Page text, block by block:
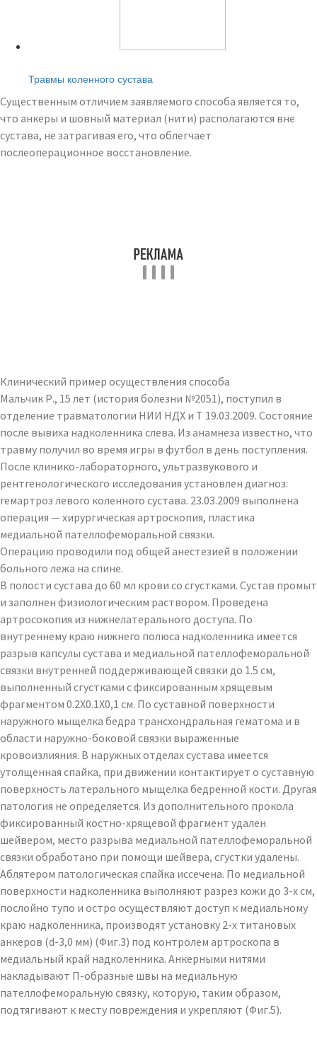
Травмы коленного сустава
Существенным отличием заявляемого способа является то,
что анкеры и шовный материал (нити) располагаются вне
сустава, не затрагивая его, что облегчает
послеоперационное восстановление.
Клинический пример осуществления способа
Мальчик Р., 15 лет (история болезни №2051), поступил в
отделение травматологии НИИ НДХ и Т 19.03.2009. Состояние
после вывиха надколенника слева. Из анамнеза известно, что
травму получил во время игры в футбол в день поступления.
После клинико-лабораторного, ультразвукового и
рентгенологического исследования установлен диагноз:
гемартроз левого коленного сустава. 23.03.2009 выполнена
операция — хирургическая артроскопия, пластика
медиальной пателлофеморальной связки.
Операцию проводили под общей анестезией в положении
больного лежа на спине.
В полости сустава до 60 мл крови со сгустками. Сустав промыт
и заполнен физиологическим раствором. Проведена
артросокопия из нижнелатерального доступа. По
внутреннему краю нижнего полюса надколенника имеется
разрыв капсулы сустава и медиальной пателлофеморальной
связки внутренней поддерживающей связки до 1.5 см,
выполненный сгустками с фиксированным хрящевым
фрагментом 0.2Х0.1Х0,1 см. По суставной поверхности
наружного мыщелка бедра трансхондральная гематома и в
области наружно-боковой связки выраженные
кровоизлияния. В наружных отделах сустава имеется
утолщенная спайка, при движении контактирует о суставную
поверхность латерального мыщелка бедренной кости. Другая
патология не определяется. Из дополнительного прокола
фиксированный костно-хрящевой фрагмент удален
шейвером, место разрыва медиальной пателлофеморальной
связки обработано при помощи шейвера, сгустки удалены.
Аблятером патологическая спайка иссечена. По медиальной
поверхности надколенника выполняют разрез кожи до 3-х см,
послойно тупо и остро осуществляют доступ к медиальному
краю надколенника, производят установку 2-х титановых
анкеров (d-3,0 мм) (Фиг.3) под контролем артроскопа в
медиальный край надколенника. Анкерными нитями
накладывают П-образные швы на медиальную
пателлофеморальную связку, которую, таким образом,
подтягивают к месту повреждения и укрепляют (Фиг.5).